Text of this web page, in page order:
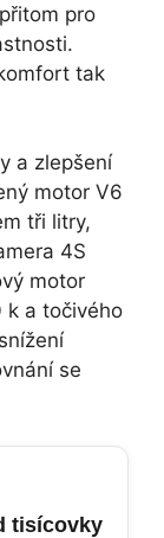
pro
tak
a zlepšení
motor V6
tři litry,
4S
motor
k a točivého
se
tisícovky